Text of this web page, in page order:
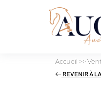
Accueil >>
REVENIR À